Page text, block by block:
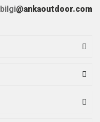
bilgi@ankaoutdoor.com